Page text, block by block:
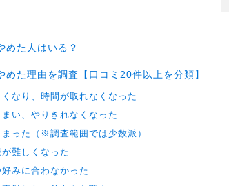
めた人はいる？
めた理由を調査【口コミ20件以上を分類】
なり、時間が取れなくなった
い、やりきれなくなった
った（※調査範囲では少数派）
難しくなった
みに合わなかった